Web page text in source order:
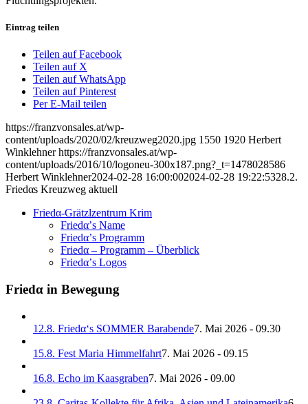
Eintrag teilen
Teilen auf Facebook
Teilen auf X
Teilen auf WhatsApp
Teilen auf Pinterest
Per E-Mail teilen
https://franzvonsales.at/wp-
content/uploads/2020/02/kreuzweg2020.jpg 1550 1920 Herbert
Winklehner https://franzvonsales.at/wp-
content/uploads/2016/10/logoneu-300x187.png?_t=1478028586
Herbert Winklehner2024-02-28 16:00:002024-02-28 19:22:5328.2.
Friedαs Kreuzweg aktuell
Friedα-Grätzlzentrum Krim
Friedα’s Name
Friedα’s Programm
Friedα – Programm – Überblick
Friedα’s Logos
Friedα in Bewegung
12.8. Friedα‘s SOMMER Barabende7. Mai 2026 - 09.30
15.8. Fest Maria Himmelfahrt7. Mai 2026 - 09.15
16.8. Echo im Kaasgraben7. Mai 2026 - 09.00